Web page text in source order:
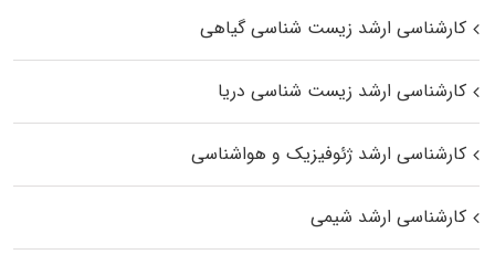
کارشناسی ارشد زیست‌ شناسی گیاهی
کارشناسی ارشد زیست‌ شناسی دریا
کارشناسی ارشد ژئوفیزیک و هواشناسی
کارشناسی ارشد شیمی